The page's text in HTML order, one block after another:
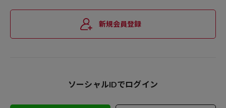
新規会員登録
ソーシャルIDでログイン